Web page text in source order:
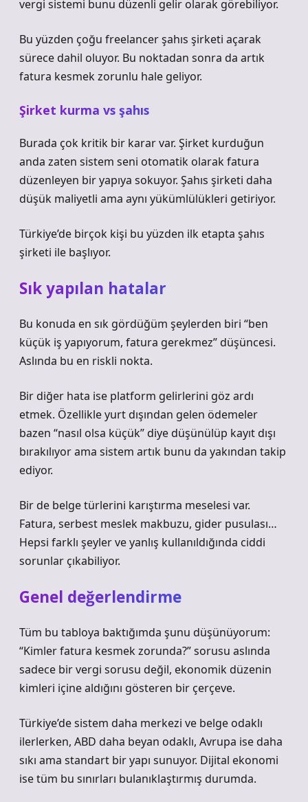
vergi sistemi bunu düzenli gelir olarak görebiliyor.
Bu yüzden çoğu freelancer şahıs şirketi açarak
sürece dahil oluyor. Bu noktadan sonra da artık
fatura kesmek zorunlu hale geliyor.
Şirket kurma vs şahıs
Burada çok kritik bir karar var. Şirket kurduğun
anda zaten sistem seni otomatik olarak fatura
düzenleyen bir yapıya sokuyor. Şahıs şirketi daha
düşük maliyetli ama aynı yükümlülükleri getiriyor.
Türkiye’de birçok kişi bu yüzden ilk etapta şahıs
şirketi ile başlıyor.
Sık yapılan hatalar
Bu konuda en sık gördüğüm şeylerden biri “ben
küçük iş yapıyorum, fatura gerekmez” düşüncesi.
Aslında bu en riskli nokta.
Bir diğer hata ise platform gelirlerini göz ardı
etmek. Özellikle yurt dışından gelen ödemeler
bazen “nasıl olsa küçük” diye düşünülüp kayıt dışı
bırakılıyor ama sistem artık bunu da yakından takip
ediyor.
Bir de belge türlerini karıştırma meselesi var.
Fatura, serbest meslek makbuzu, gider pusulası…
Hepsi farklı şeyler ve yanlış kullanıldığında ciddi
sorunlar çıkabiliyor.
Genel değerlendirme
Tüm bu tabloya baktığımda şunu düşünüyorum:
“Kimler fatura kesmek zorunda?” sorusu aslında
sadece bir vergi sorusu değil, ekonomik düzenin
kimleri içine aldığını gösteren bir çerçeve.
Türkiye’de sistem daha merkezi ve belge odaklı
ilerlerken, ABD daha beyan odaklı, Avrupa ise daha
sıkı ama standart bir yapı sunuyor. Dijital ekonomi
ise tüm bu sınırları bulanıklaştırmış durumda.